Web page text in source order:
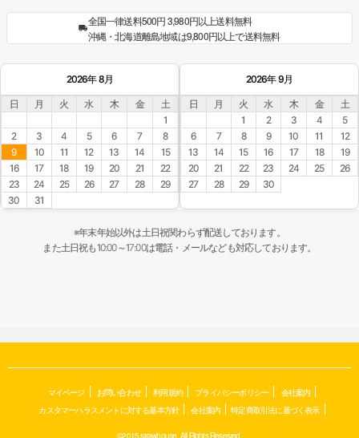
全国一律送料500円 3,980円以上送料無料
沖縄・北海道離島地域は9,800円以上で送料無料
2026年 8月
日 月 火 水 木 金
土
1
2
3 4 5 6 7
8
9
10 11 12 13 14
15
16
17 18 19 20 21
22
23
24 25 26 27 28
29
30
31
2026年 9月
日 月 火 水 木 金
土
1
2 3 4
5
6
7 8 9 10 11
12
13
14 15 16 17 18
19
20
21 22 23 24 25
26
27
28 29 30
※年末年始以外は土日祝関わらず配送しております。
また土日祝も10:00～17:00は電話・メールなども対応しております。
マイページ お問い合わせ 利用規約 プライバシーポリシー
会社案内
カスタマーハラスメントに対する基本方針
会社案内 特定商取引法に基づく表示
©2015 strawhouse. All Rights Reserved.